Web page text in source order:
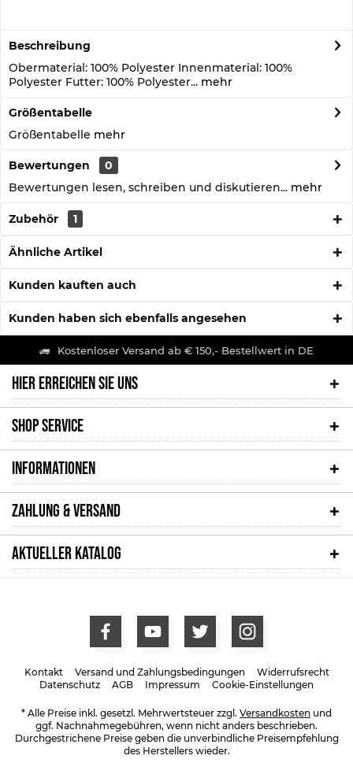
Beschreibung
Obermaterial: 100% Polyester Innenmaterial: 100%
Polyester Futter: 100% Polyester... mehr
Größentabelle
Größentabelle mehr
Bewertungen
0
Bewertungen lesen, schreiben und diskutieren... mehr
Zubehör 1
Ähnliche Artikel
Kunden kauften auch
Kunden haben sich ebenfalls angesehen
Kostenloser Versand ab € 150,- Bestellwert in DE
HIER ERREICHEN SIE UNS
SHOP SERVICE
INFORMATIONEN
ZAHLUNG & VERSAND
AKTUELLER KATALOG
Kontakt Versand und Zahlungsbedingungen
Widerrufsrecht
Datenschutz
AGB Impressum Cookie-Einstellungen
* Alle Preise inkl. gesetzl. Mehrwertsteuer zzgl. Versandkosten und
ggf. Nachnahmegebühren, wenn nicht anders beschrieben.
Durchgestrichene Preise geben die unverbindliche Preisempfehlung
des Herstellers wieder.